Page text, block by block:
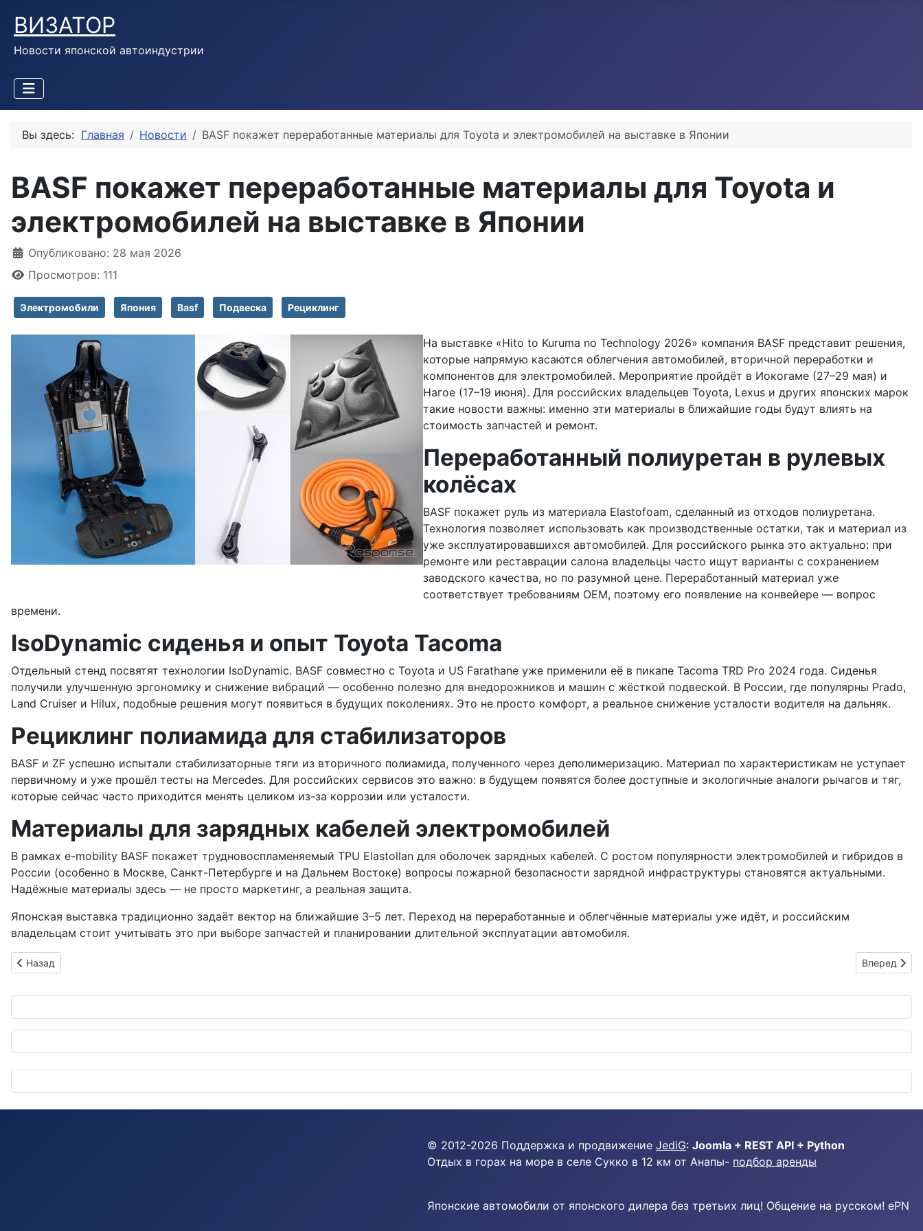
ВИЗАТОР
Новости японской автоиндустрии
Вы здесь: Главная Новости BASF покажет переработанные материалы для Toyota и электромобилей на выставке в Японии
BASF покажет переработанные материалы для Toyota и
электромобилей на выставке в Японии
Информация о материале
Опубликовано: 28 мая 2026
Просмотров: 111
Электромобили Япония Basf Подвеска Рециклинг
На выставке «Hito to Kuruma no Technology 2026» компания BASF представит решения,
которые напрямую касаются облегчения автомобилей, вторичной переработки и
компонентов для электромобилей. Мероприятие пройдёт в Иокогаме (27–29 мая) и
Нагое (17–19 июня). Для российских владельцев Toyota, Lexus и других японских марок
такие новости важны: именно эти материалы в ближайшие годы будут влиять на
стоимость запчастей и ремонт.
Переработанный полиуретан в рулевых
колёсах
BASF покажет руль из материала Elastofoam, сделанный из отходов полиуретана.
Технология позволяет использовать как производственные остатки, так и материал из
уже эксплуатировавшихся автомобилей. Для российского рынка это актуально: при
ремонте или реставрации салона владельцы часто ищут варианты с сохранением
заводского качества, но по разумной цене. Переработанный материал уже
соответствует требованиям OEM, поэтому его появление на конвейере — вопрос
времени.
IsoDynamic сиденья и опыт Toyota Tacoma
Отдельный стенд посвятят технологии IsoDynamic. BASF совместно с Toyota и US Farathane уже применили её в пикапе Tacoma TRD Pro 2024 года. Сиденья
получили улучшенную эргономику и снижение вибраций — особенно полезно для внедорожников и машин с жёсткой подвеской. В России, где популярны Prado,
Land Cruiser и Hilux, подобные решения могут появиться в будущих поколениях. Это не просто комфорт, а реальное снижение усталости водителя на дальняк.
Рециклинг полиамида для стабилизаторов
BASF и ZF успешно испытали стабилизаторные тяги из вторичного полиамида, полученного через деполимеризацию. Материал по характеристикам не уступает
первичному и уже прошёл тесты на Mercedes. Для российских сервисов это важно: в будущем появятся более доступные и экологичные аналоги рычагов и тяг,
которые сейчас часто приходится менять целиком из-за коррозии или усталости.
Материалы для зарядных кабелей электромобилей
В рамках e-mobility BASF покажет трудновоспламеняемый TPU Elastollan для оболочек зарядных кабелей. С ростом популярности электромобилей и гибридов в
России (особенно в Москве, Санкт-Петербурге и на Дальнем Востоке) вопросы пожарной безопасности зарядной инфраструктуры становятся актуальными.
Надёжные материалы здесь — не просто маркетинг, а реальная защита.
Японская выставка традиционно задаёт вектор на ближайшие 3–5 лет. Переход на переработанные и облегчённые материалы уже идёт, и российским
владельцам стоит учитывать это при выборе запчастей и планировании длительной эксплуатации автомобиля.
Предыдущий: Alps Alpine представит 48V-компоненты и тактильные интерьеры на выставке в Иокогаме
Назад Следующий:
Вперед
© 2012-2026 Поддержка и продвижение JediG: Joomla + REST API + Python
Отдых в горах на море в селе Сукко в 12 км от Анапы- подбор аренды
Японские автомобили от японского дилера без третьих лиц! Общение на русском! ePN